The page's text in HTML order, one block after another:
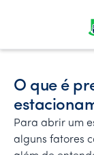
O que é
Para abrir um
alguns fatores